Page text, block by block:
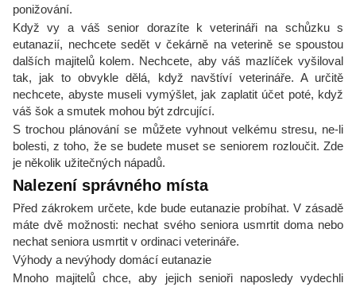
ponižování.
Když vy a váš senior dorazíte k veterináři na schůzku s
eutanazií, nechcete sedět v čekárně na veterině se spoustou
dalších majitelů kolem. Nechcete, aby váš mazlíček vyšiloval
tak, jak to obvykle dělá, když navštíví veterináře. A určitě
nechcete, abyste museli vymýšlet, jak zaplatit účet poté, když
váš šok a smutek mohou být zdrcující.
S trochou plánování se můžete vyhnout velkému stresu, ne-li
bolesti, z toho, že se budete muset se seniorem rozloučit. Zde
je několik užitečných nápadů.
Nalezení správného místa
Před zákrokem určete, kde bude eutanazie probíhat. V zásadě
máte dvě možnosti: nechat svého seniora usmrtit doma nebo
nechat seniora usmrtit v ordinaci veterináře.
Výhody a nevýhody domácí eutanazie
Mnoho majitelů chce, aby jejich senioři naposledy vydechli